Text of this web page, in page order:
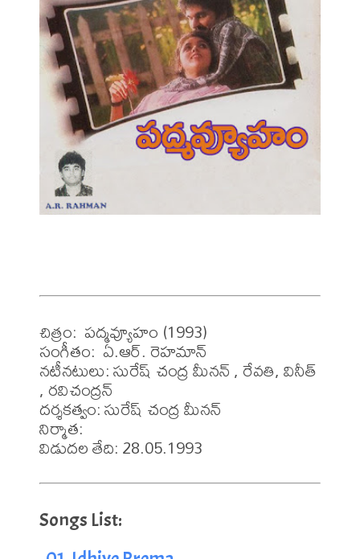
చిత్రం:  పద్మవ్యూహం (1993)
సంగీతం:  ఏ.ఆర్. రెహమాన్
నటీనటులు: సురేష్ చంద్ర మీనన్ , రేవతి, వినీత్
, రవిచంద్రన్
దర్శకత్వం: సురేష్ చంద్ర మీనన్
నిర్మాత:
విడుదల తేది: 28.05.1993